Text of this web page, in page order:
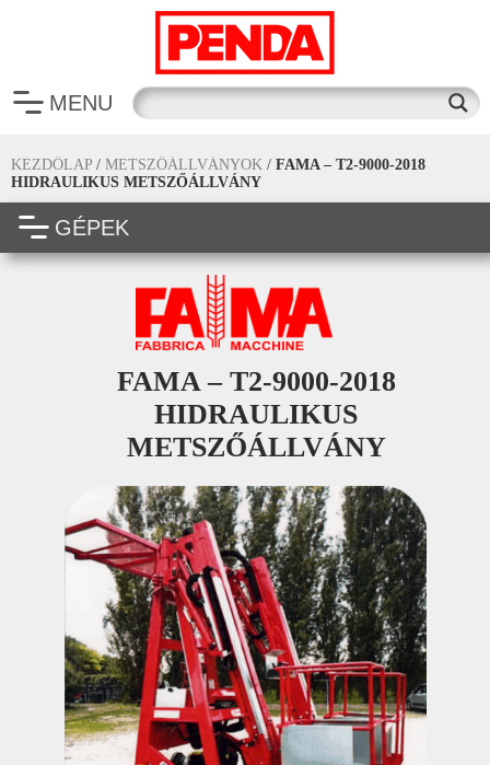
MENU
KEZDŐLAP / METSZŐÁLLVÁNYOK / FAMA – T2-9000-2018
HIDRAULIKUS METSZŐÁLLVÁNY
GÉPEK
FAMA – T2-9000-2018
HIDRAULIKUS
METSZŐÁLLVÁNY